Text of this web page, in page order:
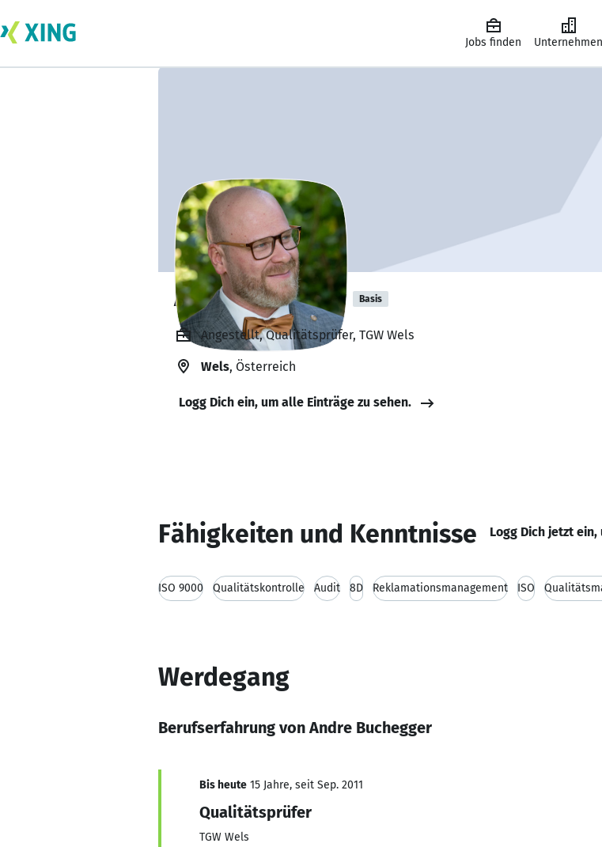
Jobs finden Unternehmen
Andre Buchegger Basis
Angestellt, Qualitätsprüfer, TGW Wels
Wels, Österreich
Logg Dich ein, um alle Einträge zu sehen.
Fähigkeiten und Kenntnisse Logg Dich jetzt
ISO 9000 Qualitätskontrolle Audit 8D Reklamationsmanagement ISO
Werdegang
Berufserfahrung von Andre Buchegger
Bis heute 15 Jahre, seit Sep. 2011
Qualitätsprüfer
TGW Wels